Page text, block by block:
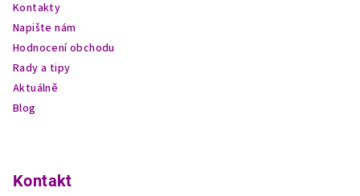
Kontakty
Napište nám
Hodnocení obchodu
Rady a tipy
Aktuálně
Blog
Kontakt